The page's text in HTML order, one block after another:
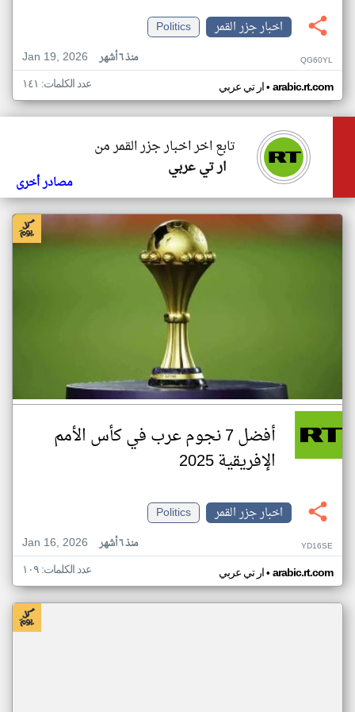
اخبار جزر القمر
Politics
Jan 19, 2026
منذ ٦ أشهر QG60YL
ار تي عربي• arabic.rt.com عدد الكلمات: ١٤١
تابع اخر اخبار جزر القمر من
ار تي عربي
مصادر أخرى
أفضل 7 نجوم عرب في كأس الأمم
الإفريقية 2025
اخبار جزر القمر
Politics
Jan 16, 2026
منذ ٦ أشهر YD16SE
ار تي عربي• arabic.rt.com عدد الكلمات: ١٠٩